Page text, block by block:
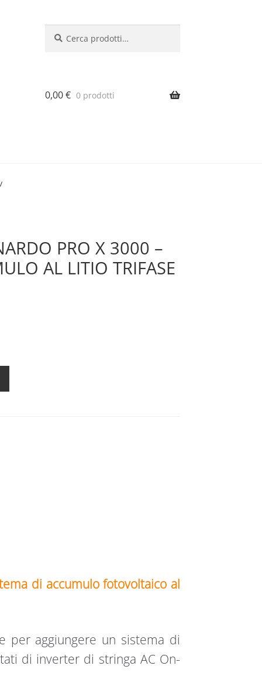
0,00€ 0 prodotti
PRO X 3000 –
AL LITIO TRIFASE
di accumulo fotovoltaico al
per aggiungere un sistema di
di inverter di stringa AC On-